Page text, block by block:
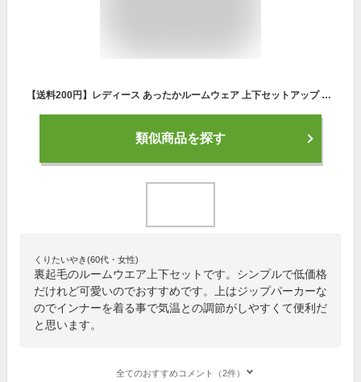
【送料200円】レディース あったかルームウェア 上下セットアップ 裏起毛パーカー 暖かい 温かい 可愛い ジャージ 秋冬用 パジャマ SETUP 綿混素材 スウェットパンツ 防寒 部屋着【キュート＆あったかルームウエア】裏起毛ジップパーカー 上下セットアップ
類似商品を探す
くりたいやき(60代・女性)
裏起毛のルームウエア上下セットです。シンプルで低価格
だけれど可愛いのでおすすめです。上はジップパーカーな
のでインナーを着る事で気温との調節がしやすくて便利だ
と思います。
全てのおすすめコメント（2件）